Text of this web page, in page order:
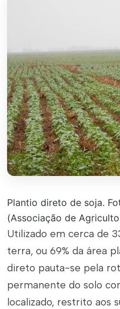
Plantio direto de soja.
(Associação de
Utilizado em cerca de
terra, ou 69% da área
direto pauta-se pela
permanente do solo
localizado, restrito aos